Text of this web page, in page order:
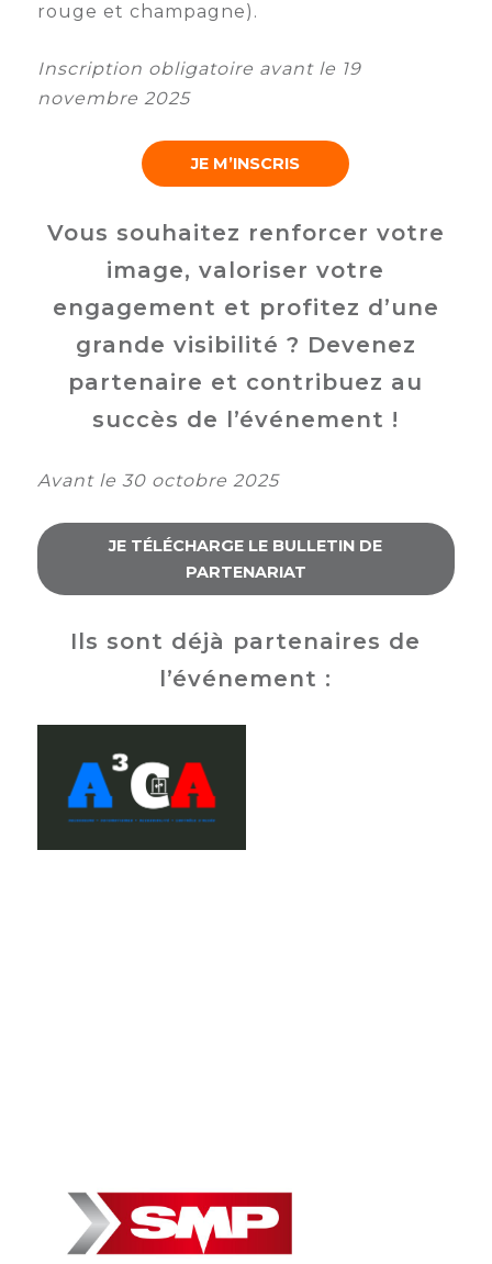
rouge et champagne).
Inscription obligatoire avant le 19
novembre 2025
JE M’INSCRIS
Vous souhaitez renforcer votre
image, valoriser votre
engagement et profitez d’une
grande visibilité ? Devenez
partenaire et contribuez au
succès de l’événement !
Avant le 30 octobre 2025
JE TÉLÉCHARGE LE BULLETIN DE
PARTENARIAT
Ils sont déjà partenaires de
l’événement :